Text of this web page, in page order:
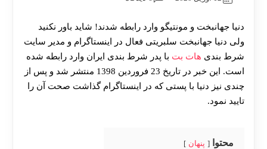
دنیا جهانبخت و مونتیگو وارد رابطه شدند! شاید باور نکنید
ولی دنیا جهانبخت سلبریتی فعال در اینستاگرام و مدیر سایت
شرط بندی هات بت با پدر شرط بندی ایران وارد رابطه شده
است. این خبر در تاریخ 23 فروردین 1398 منتشر شد و پس از
چندی نیز دنیا با پستی که در اینستاگرام گذاشت صحت آن را
تایید نمود.
محتوا پنهان